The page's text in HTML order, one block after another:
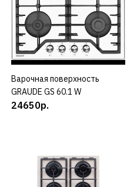
КУПИТЬ
ДОБАВИТЬ К СРАВНЕНИЮ
ДОБАВИТЬ В ПОЖЕЛАНИЯ
GRAUDE
Варочная поверхность
GRAUDE EK 60.0 S
18100р.
КУПИТЬ
КУПИТЬ
Варочная поверхность
GRAUDE GS 60.1 W
24650р.